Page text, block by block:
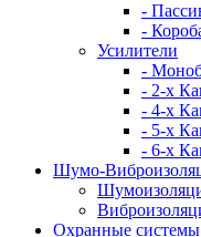
-
-
Усилители
-
- 2-х
- 4-х
- 5-х
- 6-х
Шумо-
Охранные системы